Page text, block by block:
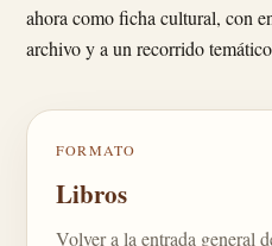
ahora como ficha cultural, con
archivo y a un recorrido
FORMATO
Libros
Volver a la entrada general